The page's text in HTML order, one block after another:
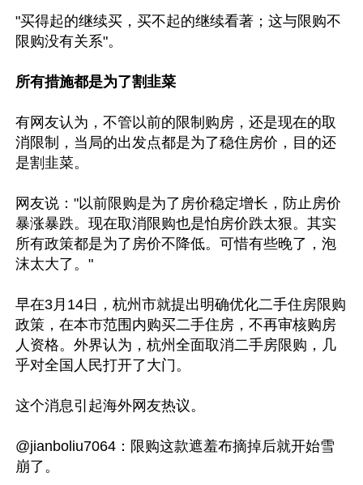
"买得起的继续买，买不起的继续看著；这与限购不
限购没有关系"。
所有措施都是为了割韭菜
有网友认为，不管以前的限制购房，还是现在的取
消限制，当局的出发点都是为了稳住房价，目的还
是割韭菜。
网友说："以前限购是为了房价稳定增长，防止房价
暴涨暴跌。现在取消限购也是怕房价跌太狠。其实
所有政策都是为了房价不降低。可惜有些晚了，泡
沫太大了。"
早在3月14日，杭州市就提出明确优化二手住房限购
政策，在本市范围内购买二手住房，不再审核购房
人资格。外界认为，杭州全面取消二手房限购，几
乎对全国人民打开了大门。
这个消息引起海外网友热议。
@jianboliu7064：限购这款遮羞布摘掉后就开始雪
崩了。